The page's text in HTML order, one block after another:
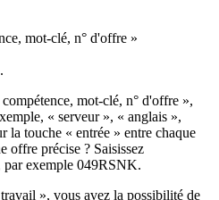
mot-clé, n° d'offre »
mot-clé, n° d'offre »,
« serveur », « anglais »,
la touche « entrée » entre chaque
offre précise ? Saisissez
par exemple 049RSNK.
», vous avez la possibilité de